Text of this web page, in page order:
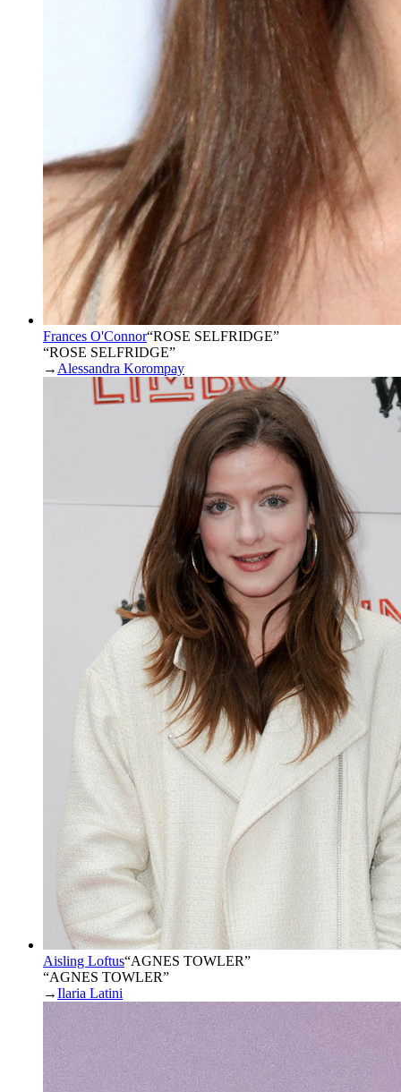
Frances O'Connor“ROSE SELFRIDGE”
“ROSE SELFRIDGE”
→ Alessandra Korompay
Aisling Loftus“AGNES TOWLER”
“AGNES TOWLER”
→Ilaria Latini